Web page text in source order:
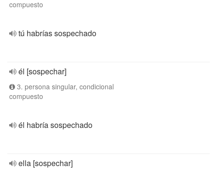
compuesto
tú habrías sospechado
él [sospechar]
3. persona singular, condicional
compuesto
él habría sospechado
ella [sospechar]